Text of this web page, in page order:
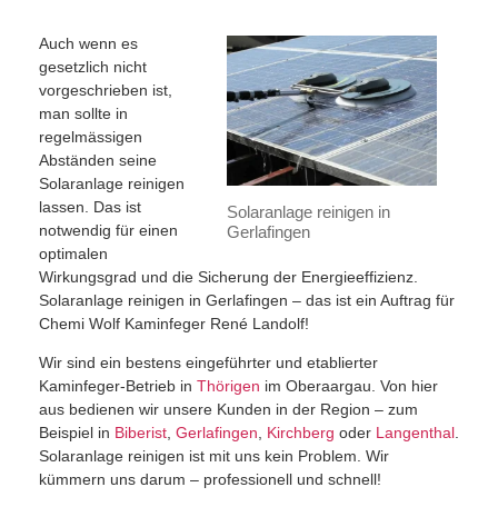
Solaranlage reinigen in
Gerlafingen
Auch wenn es
gesetzlich nicht
vorgeschrieben ist,
man sollte in
regelmässigen
Abständen seine
Solaranlage reinigen
lassen. Das ist
notwendig für einen
optimalen
Wirkungsgrad und die Sicherung der Energieeffizienz.
Solaranlage reinigen in Gerlafingen – das ist ein Auftrag für
Chemi Wolf Kaminfeger René Landolf!
Wir sind ein bestens eingeführter und etablierter
Kaminfeger-Betrieb in Thörigen im Oberaargau. Von hier
aus bedienen wir unsere Kunden in der Region – zum
Beispiel in Biberist, Gerlafingen, Kirchberg oder Langenthal.
Solaranlage reinigen ist mit uns kein Problem. Wir
kümmern uns darum – professionell und schnell!